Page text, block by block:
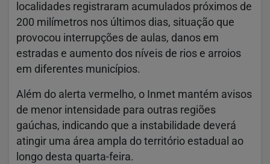
localidades registraram acumulados próximos de
200 milímetros nos últimos dias, situação que
provocou interrupções de aulas, danos em
estradas e aumento dos níveis de rios e arroios
em diferentes municípios.
Além do alerta vermelho, o Inmet mantém avisos
de menor intensidade para outras regiões
gaúchas, indicando que a instabilidade deverá
atingir uma área ampla do território estadual ao
longo desta quarta-feira.